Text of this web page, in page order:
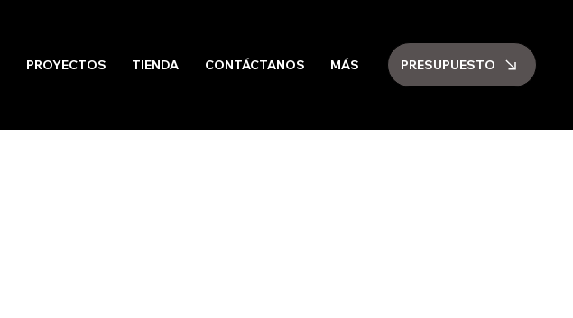
PRESUPUESTO
PROYECTOS TIENDA CONTÁCTANOS MÁS